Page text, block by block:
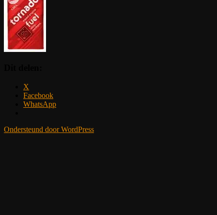
X
Facebook
WhatsApp
Ondersteund door WordPress